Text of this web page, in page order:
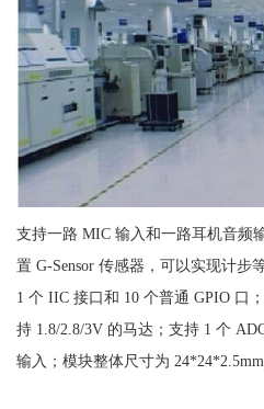
支持一路 MIC 输入和一路耳机音频
置 G-Sensor 传感器，可以实现计步
1 个 IIC 接口和 10 个普通 GPIO 口
持 1.8/2.8/3V 的马达；支持 1 个
输入；模块整体尺寸为